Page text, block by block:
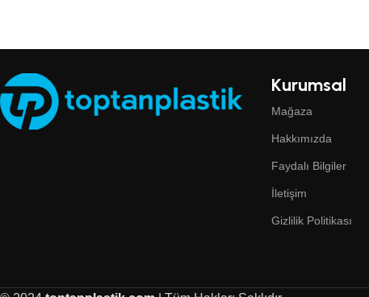
Kurumsal
Mağaza
Hakkımızda
Faydalı Bilgiler
İletişim
Gizlilik Politikası